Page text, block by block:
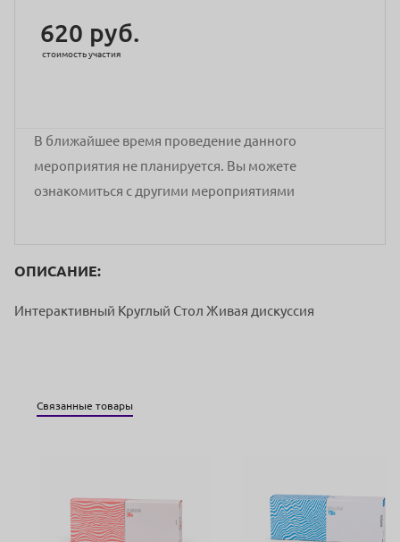
620 руб.
стоимость участия
В ближайшее время проведение данного
мероприятия не планируется. Вы можете
ознакомиться с другими мероприятиями
ОПИСАНИЕ:
Интерактивный Круглый Стол Живая дискуссия
Связанные товары